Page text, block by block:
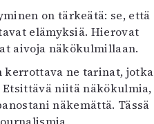
on tärkeätä: se, että
elämyksiä. Hierovat
aivoja näkökulmillaan.
kerrottava ne tarinat, jotka
niitä näkökulmia,
näkemättä. Tässä